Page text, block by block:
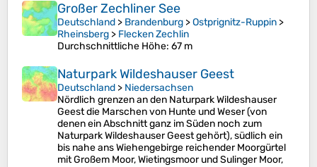
Großer Zechliner See
Deutschland > Brandenburg >Ostprignitz-Ruppin >
Rheinsberg > Flecken Zechlin
Durchschnittliche Höhe: 67 m
Naturpark Wildeshauser Geest
Deutschland > Niedersachsen
Nördlich grenzen an den Naturpark Wildeshauser
Geest die Marschen von Hunte und Weser (von
denen ein Abschnitt ganz im Süden noch zum
Naturpark Wildeshauser Geest gehört), südlich ein
bis nahe ans Wiehengebirge reichender Moorgürtel
mit Großem Moor, Wietingsmoor und Sulinger Moor,